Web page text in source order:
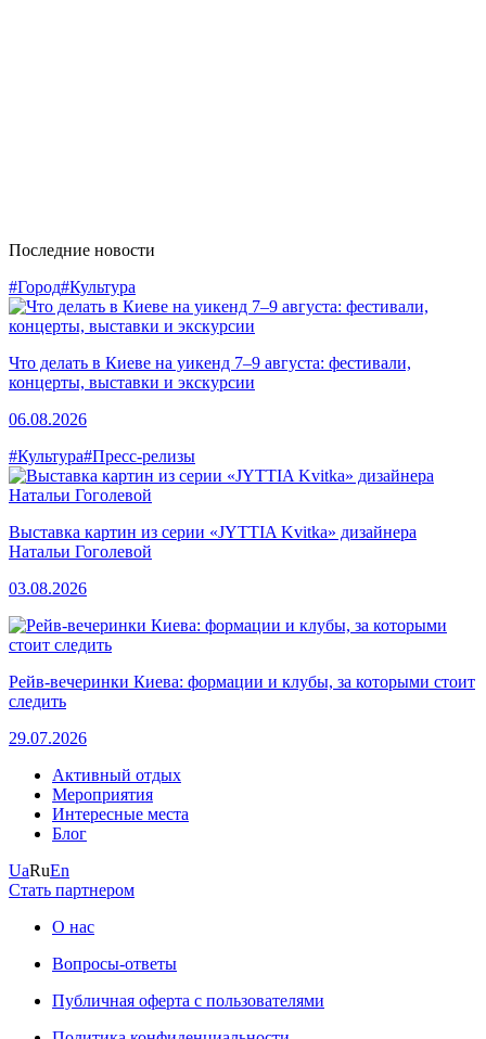
Последние новости
#Город#Культура
Что делать в Киеве на уикенд 7–9 августа: фестивали,
концерты, выставки и экскурсии
06.08.2026
#Культура#Пресс-релизы
Выставка картин из серии «JYTTIA Kvitka» дизайнера
Натальи Гоголевой
03.08.2026
Рейв-вечеринки Киева: формации и клубы, за которыми стоит
следить
29.07.2026
Активный отдых
Мероприятия
Интересные места
Блог
UaRuEn
Стать партнером
О нас
Вопросы-ответы
Публичная оферта с пользователями